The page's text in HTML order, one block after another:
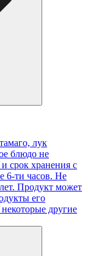
лук
блюдо не
срок хранения с
6-ти часов. Не
Продукт может
его
другие